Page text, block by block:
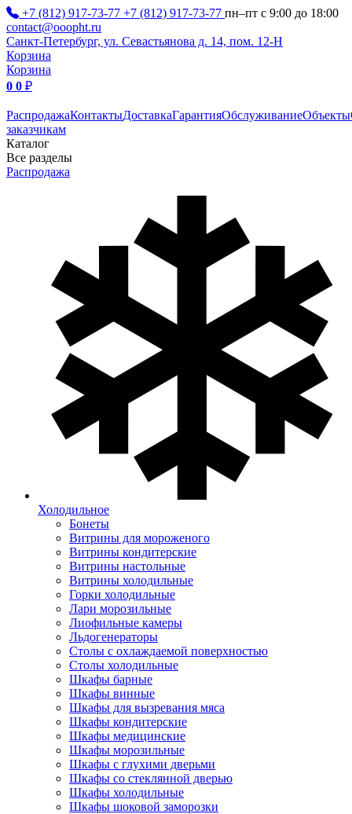
+7 (812) 917-73-77 +7 (812) 917-73-77 пн–пт с 9:00 до 18:00
contact@ooopht.ru
Санкт-Петербург, ул. Севастьянова д. 14, пом. 12-Н
Корзина
Корзина
0 0 ₽
РаспродажаКонтактыДоставкаГарантияОбслуживаниеОбъекты
заказчикам
Каталог
Все разделы
Распродажа
Холодильное
Бонеты
Витрины для мороженого
Витрины кондитерские
Витрины настольные
Витрины холодильные
Горки холодильные
Лари морозильные
Лиофильные камеры
Льдогенераторы
Столы с охлаждаемой поверхностью
Столы холодильные
Шкафы барные
Шкафы винные
Шкафы для вызревания мяса
Шкафы кондитерские
Шкафы медицинские
Шкафы морозильные
Шкафы с глухими дверьми
Шкафы со стеклянной дверью
Шкафы холодильные
Шкафы шоковой заморозки